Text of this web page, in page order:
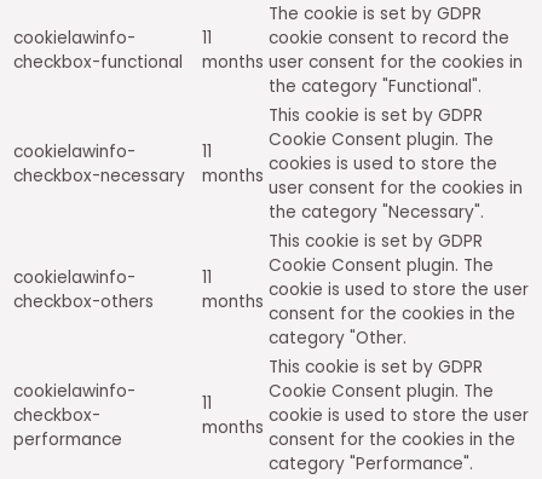
cookielawinfo-
checkbox-functional
11
months
The cookie is set by GDPR
cookie consent to record the
user consent for the cookies in
the category "Functional".
cookielawinfo-
checkbox-necessary
11
months
This cookie is set by GDPR
Cookie Consent plugin. The
cookies is used to store the
user consent for the cookies in
the category "Necessary".
cookielawinfo-
checkbox-others
11
months
This cookie is set by GDPR
Cookie Consent plugin. The
cookie is used to store the user
consent for the cookies in the
category "Other.
cookielawinfo-
checkbox-
performance
11
months
This cookie is set by GDPR
Cookie Consent plugin. The
cookie is used to store the user
consent for the cookies in the
category "Performance".